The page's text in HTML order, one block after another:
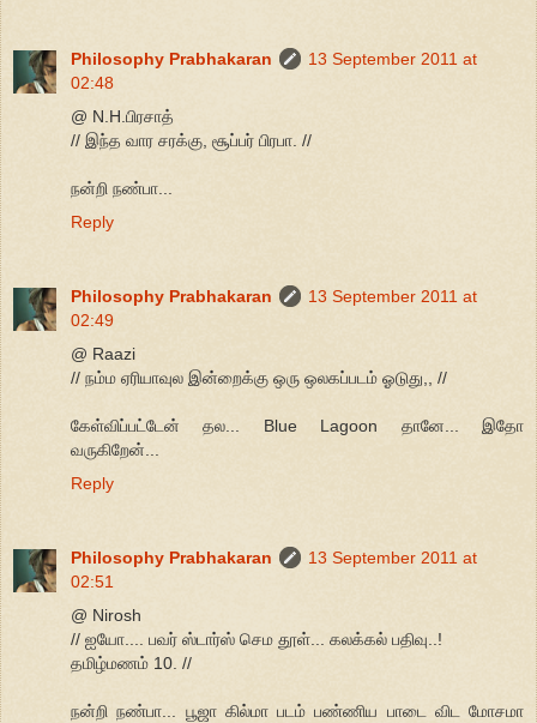
Philosophy Prabhakaran
13 September 2011 at
02:48
@ N.H.பிரசாத்
// இந்த வார சரக்கு, சூப்பர் பிரபா. //
நன்றி நண்பா...
Reply
Philosophy Prabhakaran
13 September 2011 at
02:49
@ Raazi
// நம்ம ஏரியாவுல இன்றைக்கு ஒரு ஒலகப்படம் ஓடுது,, //
கேள்விப்பட்டேன் தல... Blue Lagoon தானே... இதோ
வருகிறேன்...
Reply
Philosophy Prabhakaran
13 September 2011 at
02:51
@ Nirosh
// ஐயோ.... பவர் ஸ்டார்ஸ் செம தூள்... கலக்கல் பதிவு..!
தமிழ்மணம் 10. //
நன்றி நண்பா... பூஜா கில்மா படம் பண்ணிய பாடை விட மோசமா